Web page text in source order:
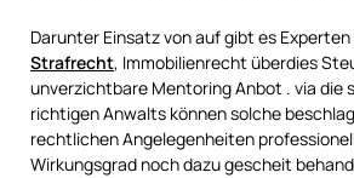
Darunter Einsatz von auf gibt es
Strafrecht, Immobilienrecht überdies
unverzichtbare Mentoring Anbot . via die
richtigen Anwalts können solche
rechtlichen Angelegenheiten
Wirkungsgrad noch dazu gescheit